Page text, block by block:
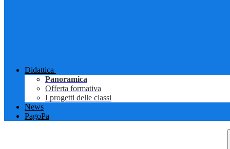
Didattica
Panoramica
Offerta formativa
I progetti delle classi
News
PagoPa